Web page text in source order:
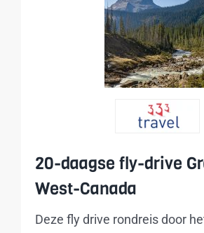
20-daagse fly-drive
West-Canada
Deze fly drive rondreis door